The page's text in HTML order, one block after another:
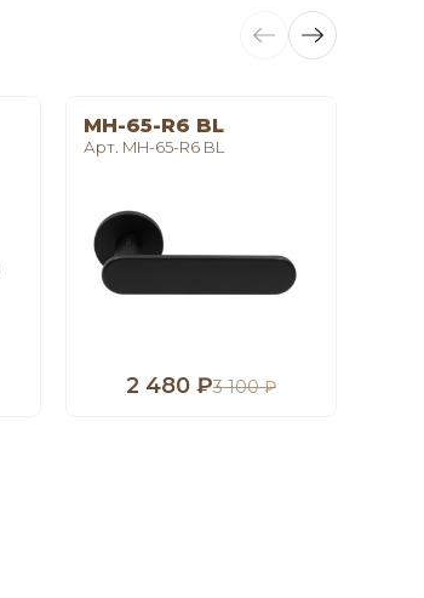
MH-65-R6 BL
Арт. MH-65-R6 BL
2 480 ₽3 100 ₽